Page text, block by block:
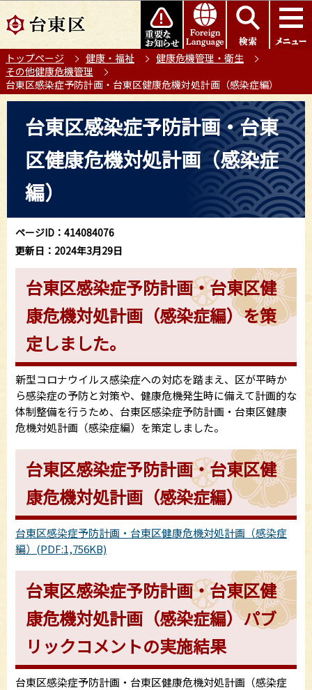
の
ー
ジ
の
このページの本文へ移動
トップページ 健康・福祉
健康危機管理・衛生
その他健康危機管理
台東区感染症予防計画・台東区健康危機対処計画（感染症編）
台東区感染症予防計画・台東
区健康危機対処計画（感染症
編）
ページID：414084076
更新日：2024年3月29日
台東区感染症予防計画・台東区健
康危機対処計画（感染症編）を策
定しました。
新型コロナウイルス感染症への対応を踏まえ、区が平時か
ら感染症の予防と対策や、健康危機発生時に備えて計画的な
体制整備を行うため、台東区感染症予防計画・台東区健康
危機対処計画（感染症編）を策定しました。
台東区感染症予防計画・台東区健
康危機対処計画（感染症編）
台東区感染症予防計画・台東区健康危機対処計画（感染症
編）(PDF:1,756KB)
台東区感染症予防計画・台東区健
康危機対処計画（感染症編）パブ
リックコメントの実施結果
台東区感染症予防計画・台東区健康危機対処計画（感染症